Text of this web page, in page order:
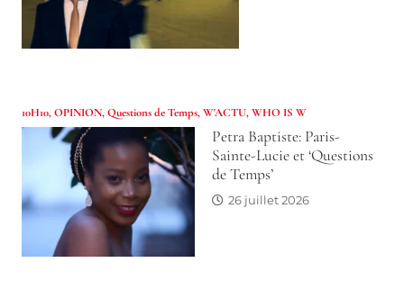
10H10,OPINION,Questions de Temps,W'ACTU,WHO IS W
Petra Baptiste: Paris-
Sainte-Lucie et ‘Questions
de Temps’
26 juillet 2026